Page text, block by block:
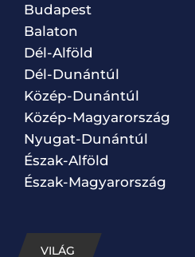
Budapest
Balaton
Dél-Alföld
Dél-Dunántúl
Közép-Dunántúl
Közép-Magyarország
Nyugat-Dunántúl
Észak-Alföld
Észak-Magyarország
VILÁG